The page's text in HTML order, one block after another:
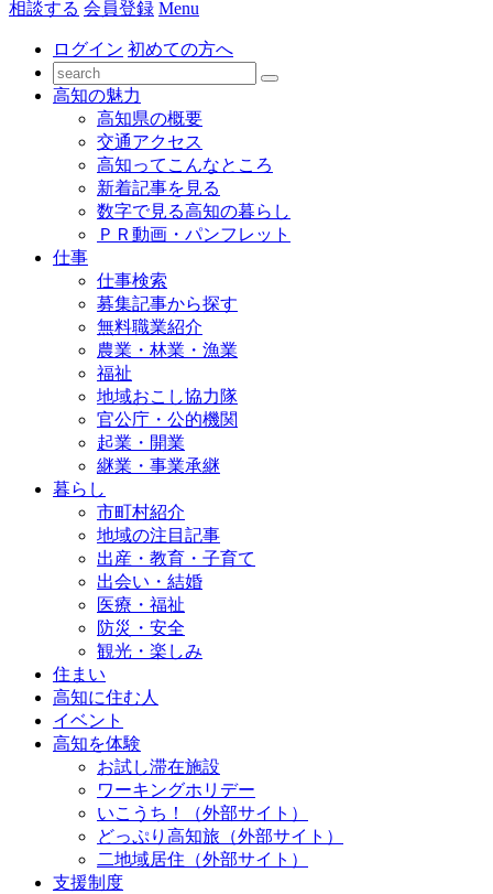
相談する 会員登録 Menu
ログイン 初めての方へ
高知の魅力
高知県の概要
交通アクセス
高知ってこんなところ
新着記事を見る
数字で見る高知の暮らし
ＰＲ動画・パンフレット
仕事
仕事検索
募集記事から探す
無料職業紹介
農業・林業・漁業
福祉
地域おこし協力隊
官公庁・公的機関
起業・開業
継業・事業承継
暮らし
市町村紹介
地域の注目記事
出産・教育・子育て
出会い・結婚
医療・福祉
防災・安全
観光・楽しみ
住まい
高知に住む人
イベント
高知を体験
お試し滞在施設
ワーキングホリデー
いこうち！（外部サイト）
どっぷり高知旅（外部サイト）
二地域居住（外部サイト）
支援制度